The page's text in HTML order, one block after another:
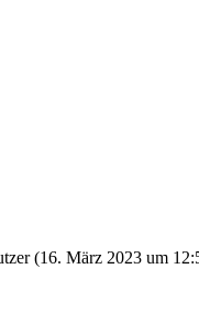
(16. März 2023 um